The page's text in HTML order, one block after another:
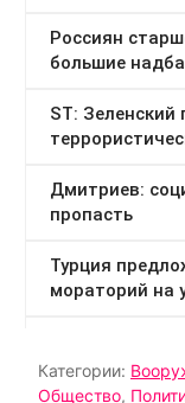
Категории:
Общество,